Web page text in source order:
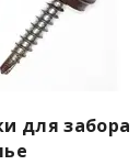
для забора